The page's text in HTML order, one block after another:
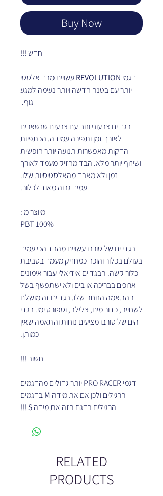
Buy Now
חדש !!!
דגמי REVOLUTIONעשויים מבד אלסטי
יותר עם בטנה חדשה ויותר נעימה למגע
גוף.
בגד ים צבעוני ונוח עם צבעים שנשארים
לאורך זמן ותפירה עמידה. הכתפיות
הדקות מאפשרות תנועה יותר חופשית
ושיזוף יותר מלא. הבד מחזיק מעמד לאורך
זמן ולא מאבד מהאלסטיסיות שלו.
עמיד גבוה מאוד לכלור.
מיוצר מ :
100%
PBT
בגדי ים של טורבו עשויים מהבד הכי עמיד
בעולם בכלור והוכח כמחזיק מעמד בסביבת
כלור קשה. הבגד ים אידיאלי עבור אימונים
ארוכים בבריכה או בים ולא ישתפשף בשל
ההתאמה הנוחה שלו. בגד ים זה מושלם
לשחייה, כדור מים, צלילה, וספורט ימי. בגדי
הים של טורבו מציעים נוחות והתאמה שאין
כמותן.
חשוב !!!
דגמי PRO RACER יותר גדולים מהדגמים
הרגילים ולכן אם את מידה Mבדגמים
הרגילים בדגם הזה את מידהS
!!!
RELATED
PRODUCTS